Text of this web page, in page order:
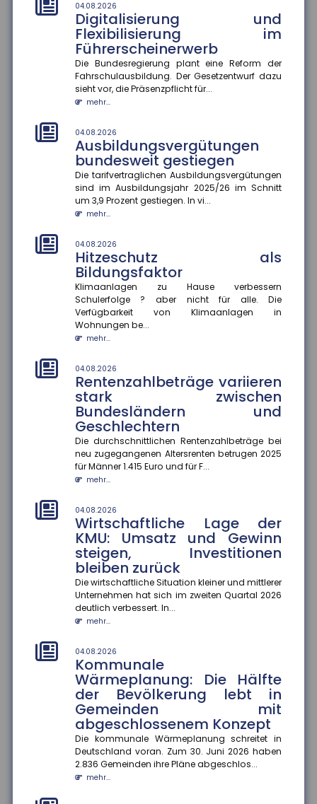
04.08.2026
Digitalisierung und
Flexibilisierung im
Führerscheinerwerb
Die Bundesregierung plant eine Reform der
Fahrschulausbildung. Der Gesetzentwurf dazu
sieht vor, die Präsenzpflicht für...
mehr...
04.08.2026
Ausbildungsvergütungen
bundesweit gestiegen
Die tarifvertraglichen Ausbildungsvergütungen
sind im Ausbildungsjahr 2025/26 im Schnitt
um 3,9 Prozent gestiegen. In vi...
mehr...
04.08.2026
Hitzeschutz als
Bildungsfaktor
Klimaanlagen zu Hause verbessern
Schulerfolge ? aber nicht für alle. Die
Verfügbarkeit von Klimaanlagen in
Wohnungen be...
mehr...
04.08.2026
Rentenzahlbeträge variieren
stark zwischen
Bundesländern und
Geschlechtern
Die durchschnittlichen Rentenzahlbeträge bei
neu zugegangenen Altersrenten betrugen 2025
für Männer 1.415 Euro und für F...
mehr...
04.08.2026
Wirtschaftliche Lage der
KMU: Umsatz und Gewinn
steigen, Investitionen
bleiben zurück
Die wirtschaftliche Situation kleiner und mittlerer
Unternehmen hat sich im zweiten Quartal 2026
deutlich verbessert. In...
mehr...
04.08.2026
Kommunale
Wärmeplanung: Die Hälfte
der Bevölkerung lebt in
Gemeinden mit
abgeschlossenem Konzept
Die kommunale Wärmeplanung schreitet in
Deutschland voran. Zum 30. Juni 2026 haben
2.836 Gemeinden ihre Pläne abgeschlos...
mehr...
04.08.2026
Rentenzahlbeträge variieren
stark zwischen Bundesländern
und Geschlechtern
Die durchschnittlichen Rentenzahlbeträge bei neu
zugegangenen Altersrenten betrugen 2025 für
Männer 1.415 Euro und für F...
mehr...
04.08.2026
Wirtschaftliche Lage der KMU:
Umsatz und Gewinn steigen,
Investitionen bleiben zurück
Die wirtschaftliche Situation kleiner und mittlerer
Unternehmen hat sich im zweiten Quartal 2026
deutlich verbessert. In...
04.08.2026
Kommunale Wärmeplanung:
Die Hälfte der Bevölkerung lebt
in Gemeinden mit
abgeschlossenem Konzept
Die kommunale Wärmeplanung schreitet in
mehr...
01.08.2026
Passagierrechte auf Reisen
Verspätungen, ausgefallene Flüge oder verpasste
Anschlussverbindungen können den Sommerurlaub
schnell zum Albtraum mache...
mehr...
Durchschnittskosten für
Blitzschäden gestiegen
Die Zahl der Blitz- und Überspannungsschäden in
Deutschland ist zwar gesunken, dafür stiegen die
durchschnittlichen Sch...
mehr...
01.08.2026
Kennzeichnungspflicht für KI-
Ab dem 2. August 2026 müssen Unternehmen in
Deutschland KI-generierte Inhalte wie Videos, Audios,
Bilder oder Texte als...
mehr...
01.08.2026
Recht auf Ganztagsbetreuung
für Grundschulkinder
Ab dem 1. August 2026 haben Erstklässler einen
gesetzlichen Anspruch auf Ganztagsbetreuung.